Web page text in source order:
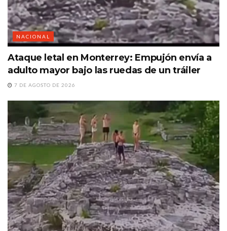
NACIONAL
Ataque letal en Monterrey: Empujón envía a
adulto mayor bajo las ruedas de un tráiler
7 DE AGOSTO DE 2026